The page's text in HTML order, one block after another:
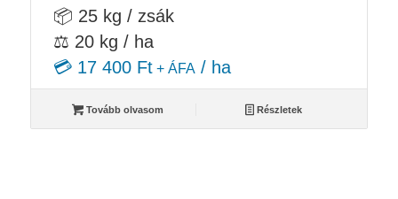
📦 25 kg / zsák
⚖️ 20 kg / ha
💳 17 400 Ft+ ÁFA/ ha
Tovább olvasom Részletek